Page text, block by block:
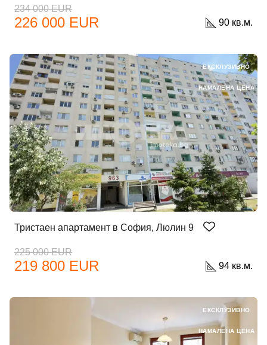
234 000 EUR
226 000 EUR 90 кв.м.
Тристаен апартамент в София, Люлин 9
225 000 EUR
219 800 EUR 94 кв.м.
ЕКСКЛУЗИВНО
НАМАЛЕНА ЦЕНА
ЕКСКЛУЗИВНО
НАМАЛЕНА ЦЕНА